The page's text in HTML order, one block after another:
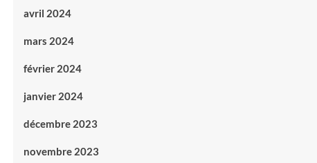
avril 2024
mars 2024
février 2024
janvier 2024
décembre 2023
novembre 2023